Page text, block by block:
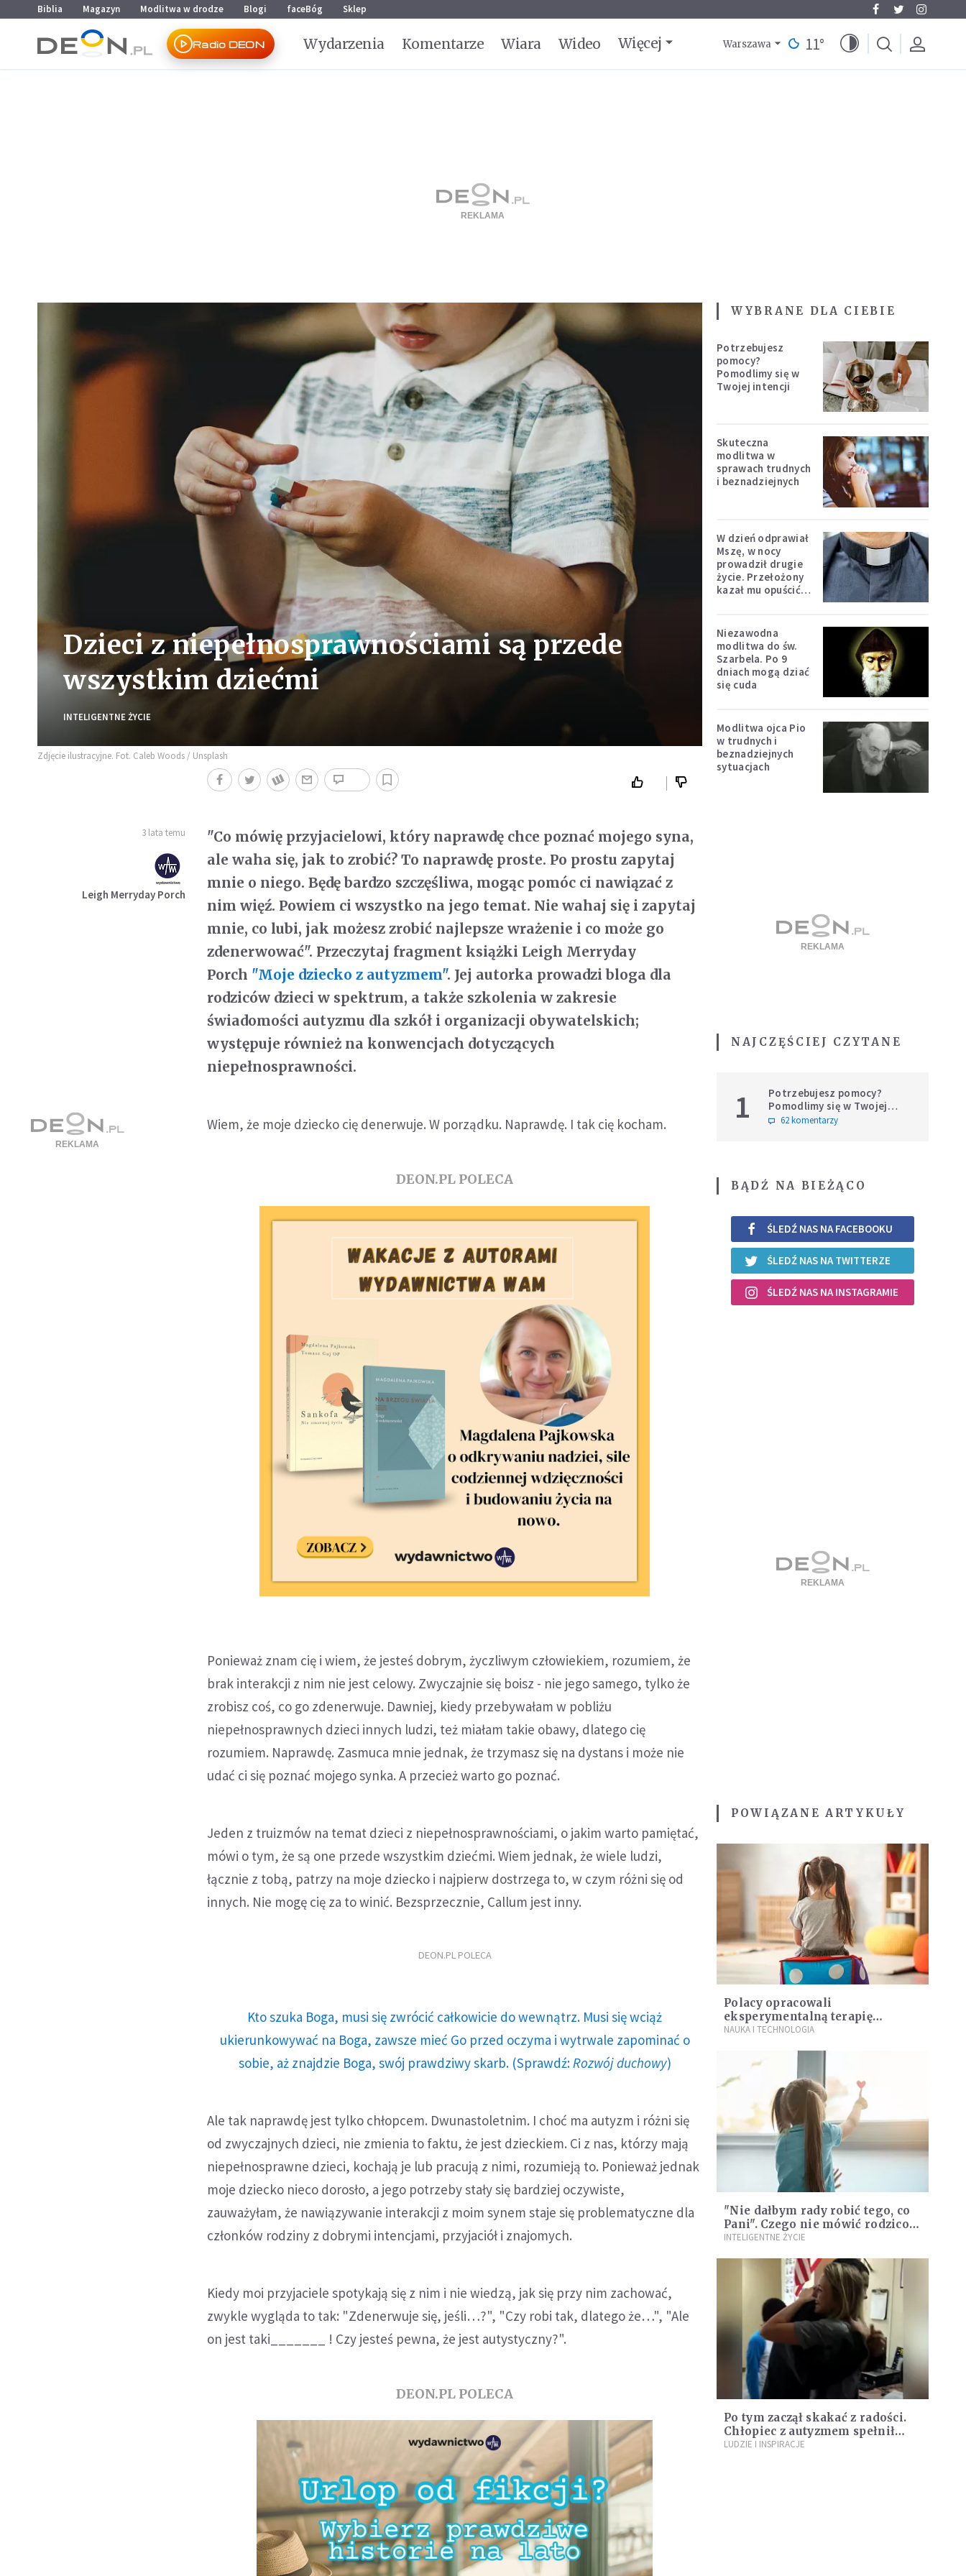
Przejdź do menu głównego
Przejdź do treści
Biblia Magazyn Modlitwa w drodze Blogi faceBóg Sklep
Radio DEON Wydarzenia Komentarze Wiara Wideo Więcej Warszawa 11°
Dzieci z niepełnosprawnościami są przede
wszystkim dziećmi
INTELIGENTNE ŻYCIE
Zdjęcie ilustracyjne. Fot. Caleb Woods / Unsplash
3 lata temu
Leigh Merryday Porch
"Co mówię przyjacielowi, który naprawdę chce poznać mojego syna,
ale waha się, jak to zrobić? To naprawdę proste. Po prostu zapytaj
mnie o niego. Będę bardzo szczęśliwa, mogąc pomóc ci nawiązać z
nim więź. Powiem ci wszystko na jego temat. Nie wahaj się i zapytaj
mnie, co lubi, jak możesz zrobić najlepsze wrażenie i co może go
zdenerwować". Przeczytaj fragment książki Leigh Merryday
Porch "Moje dziecko z autyzmem". Jej autorka prowadzi bloga dla
rodziców dzieci w spektrum, a także szkolenia w zakresie
świadomości autyzmu dla szkół i organizacji obywatelskich;
występuje również na konwencjach dotyczących
niepełnosprawności.
Wiem, że moje dziecko cię denerwuje. W porządku. Naprawdę. I tak cię kocham.
DEON.PL POLECA
Ponieważ znam cię i wiem, że jesteś dobrym, życzliwym człowiekiem, rozumiem, że
brak interakcji z nim nie jest celowy. Zwyczajnie się boisz - nie jego samego, tylko że
zrobisz coś, co go zdenerwuje. Dawniej, kiedy przebywałam w pobliżu
niepełnosprawnych dzieci innych ludzi, też miałam takie obawy, dlatego cię
rozumiem. Naprawdę. Zasmuca mnie jednak, że trzymasz się na dystans i może nie
udać ci się poznać mojego synka. A przecież warto go poznać.
Jeden z truizmów na temat dzieci z niepełnosprawnościami, o jakim warto pamiętać,
mówi o tym, że są one przede wszystkim dziećmi. Wiem jednak, że wiele ludzi,
łącznie z tobą, patrzy na moje dziecko i najpierw dostrzega to, w czym różni się od
innych. Nie mogę cię za to winić. Bezsprzecznie, Callum jest inny.
DEON.PL POLECA
Kto szuka Boga, musi się zwrócić całkowicie do wewnątrz. Musi się wciąż
ukierunkowywać na Boga, zawsze mieć Go przed oczyma i wytrwale zapominać o
sobie, aż znajdzie Boga, swój prawdziwy skarb. (Sprawdź: Rozwój duchowy)
Ale tak naprawdę jest tylko chłopcem. Dwunastoletnim. I choć ma autyzm i różni się
od zwyczajnych dzieci, nie zmienia to faktu, że jest dzieckiem. Ci z nas, którzy mają
niepełnosprawne dzieci, kochają je lub pracują z nimi, rozumieją to. Ponieważ jednak
moje dziecko nieco dorosło, a jego potrzeby stały się bardziej oczywiste,
zauważyłam, że nawiązywanie interakcji z moim synem staje się problematyczne dla
członków rodziny z dobrymi intencjami, przyjaciół i znajomych.
Kiedy moi przyjaciele spotykają się z nim i nie wiedzą, jak się przy nim zachować,
zwykle wygląda to tak: "Zdenerwuje się, jeśli…?", "Czy robi tak, dlatego że…", "Ale
on jest taki_______ ! Czy jesteś pewna, że jest autystyczny?".
DEON.PL POLECA
WYBRANE DLA CIEBIE
Potrzebujesz
pomocy?
Pomodlimy się w
Twojej intencji
Skuteczna
modlitwa w
sprawach trudnych
i beznadziejnych
W dzień odprawiał
Mszę, w nocy
prowadził drugie
życie. Przełożony
kazał mu opuścić
Niezawodna
modlitwa do św.
Szarbela. Po 9
dniach mogą dziać
się cuda
Modlitwa ojca Pio
w trudnych i
beznadziejnych
sytuacjach
NAJCZĘŚCIEJ CZYTANE
1
Potrzebujesz pomocy?
Pomodlimy się w Twojej
intencji
62 komentarzy
BĄDŹ NA BIEŻĄCO
ŚLEDŹ NAS NA FACEBOOKU
ŚLEDŹ NAS NA TWITTERZE
ŚLEDŹ NAS NA INSTAGRAMIE
POWIĄZANE ARTYKUŁY
Polacy opracowali
eksperymentalną terapię
celowaną autyzmu
NAUKA I TECHNOLOGIA
"Nie dałbym rady robić tego, co
Pani". Czego nie mówić rodzicom
chorych dzieci?
INTELIGENTNE ŻYCIE
Po tym zaczął skakać z radości.
Chłopiec z autyzmem spełnił
marzenie o balu maturalnym
LUDZIE I INSPIRACJE